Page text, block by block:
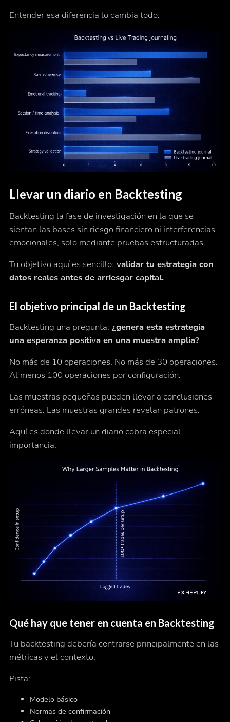
Entender esa diferencia lo cambia todo.
Llevar un diario en Backtesting
Backtesting la fase de investigación en la que se
sientan las bases sin riesgo financiero ni interferencias
emocionales, solo mediante pruebas estructuradas.
Tu objetivo aquí es sencillo: validar tu estrategia con
datos reales antes de arriesgar capital.
El objetivo principal de un Backtesting
Backtesting una pregunta: ¿genera esta estrategia
una esperanza positiva en una muestra amplia?
No más de 10 operaciones. No más de 30 operaciones.
Al menos 100 operaciones por configuración.
Las muestras pequeñas pueden llevar a conclusiones
erróneas. Las muestras grandes revelan patrones.
Aquí es donde llevar un diario cobra especial
importancia.
Qué hay que tener en cuenta en Backtesting
Tu backtesting debería centrarse principalmente en las
métricas y el contexto.
Pista:
Modelo básico
Normas de confirmación